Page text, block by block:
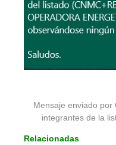
Mensaje enviado por
integrantes de la
Relacionadas